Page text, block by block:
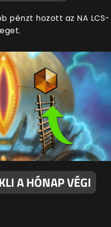
pénzt hozott az NA LCS-
A HÓNAP VÉGI